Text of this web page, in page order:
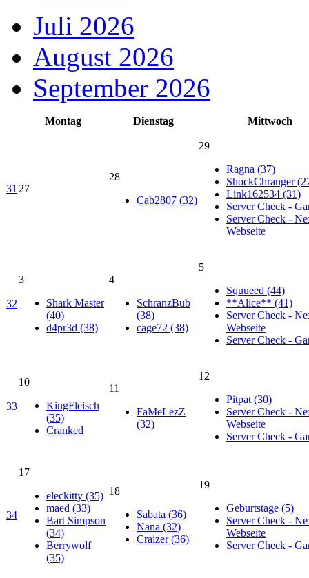
Juli 2026
August 2026
September 2026
Montag Dienstag Mittwoch
31 27
28
Cab2807 (32)
29
Ragna (37)
ShockChranger
Link162534 (31)
Server Check -
Server Check -
Webseite
32
3
Shark Master
(40)
d4pr3d (38)
4
SchranzBub
(38)
cage72 (38)
5
Squueed (44)
**Alice** (41)
Server Check -
Webseite
Server Check -
33
10
KingFleisch
(35)
Cranked
11
FaMeLezZ
(32)
12
Pitpat (30)
Server Check -
Webseite
Server Check -
34
17
eleckitty (35)
maed (33)
Bart Simpson
(34)
Berrywolf
(35)
18
Sabata (36)
Nana (32)
Craizer (36)
19
Geburtstage (5)
Server Check -
Webseite
Server Check -